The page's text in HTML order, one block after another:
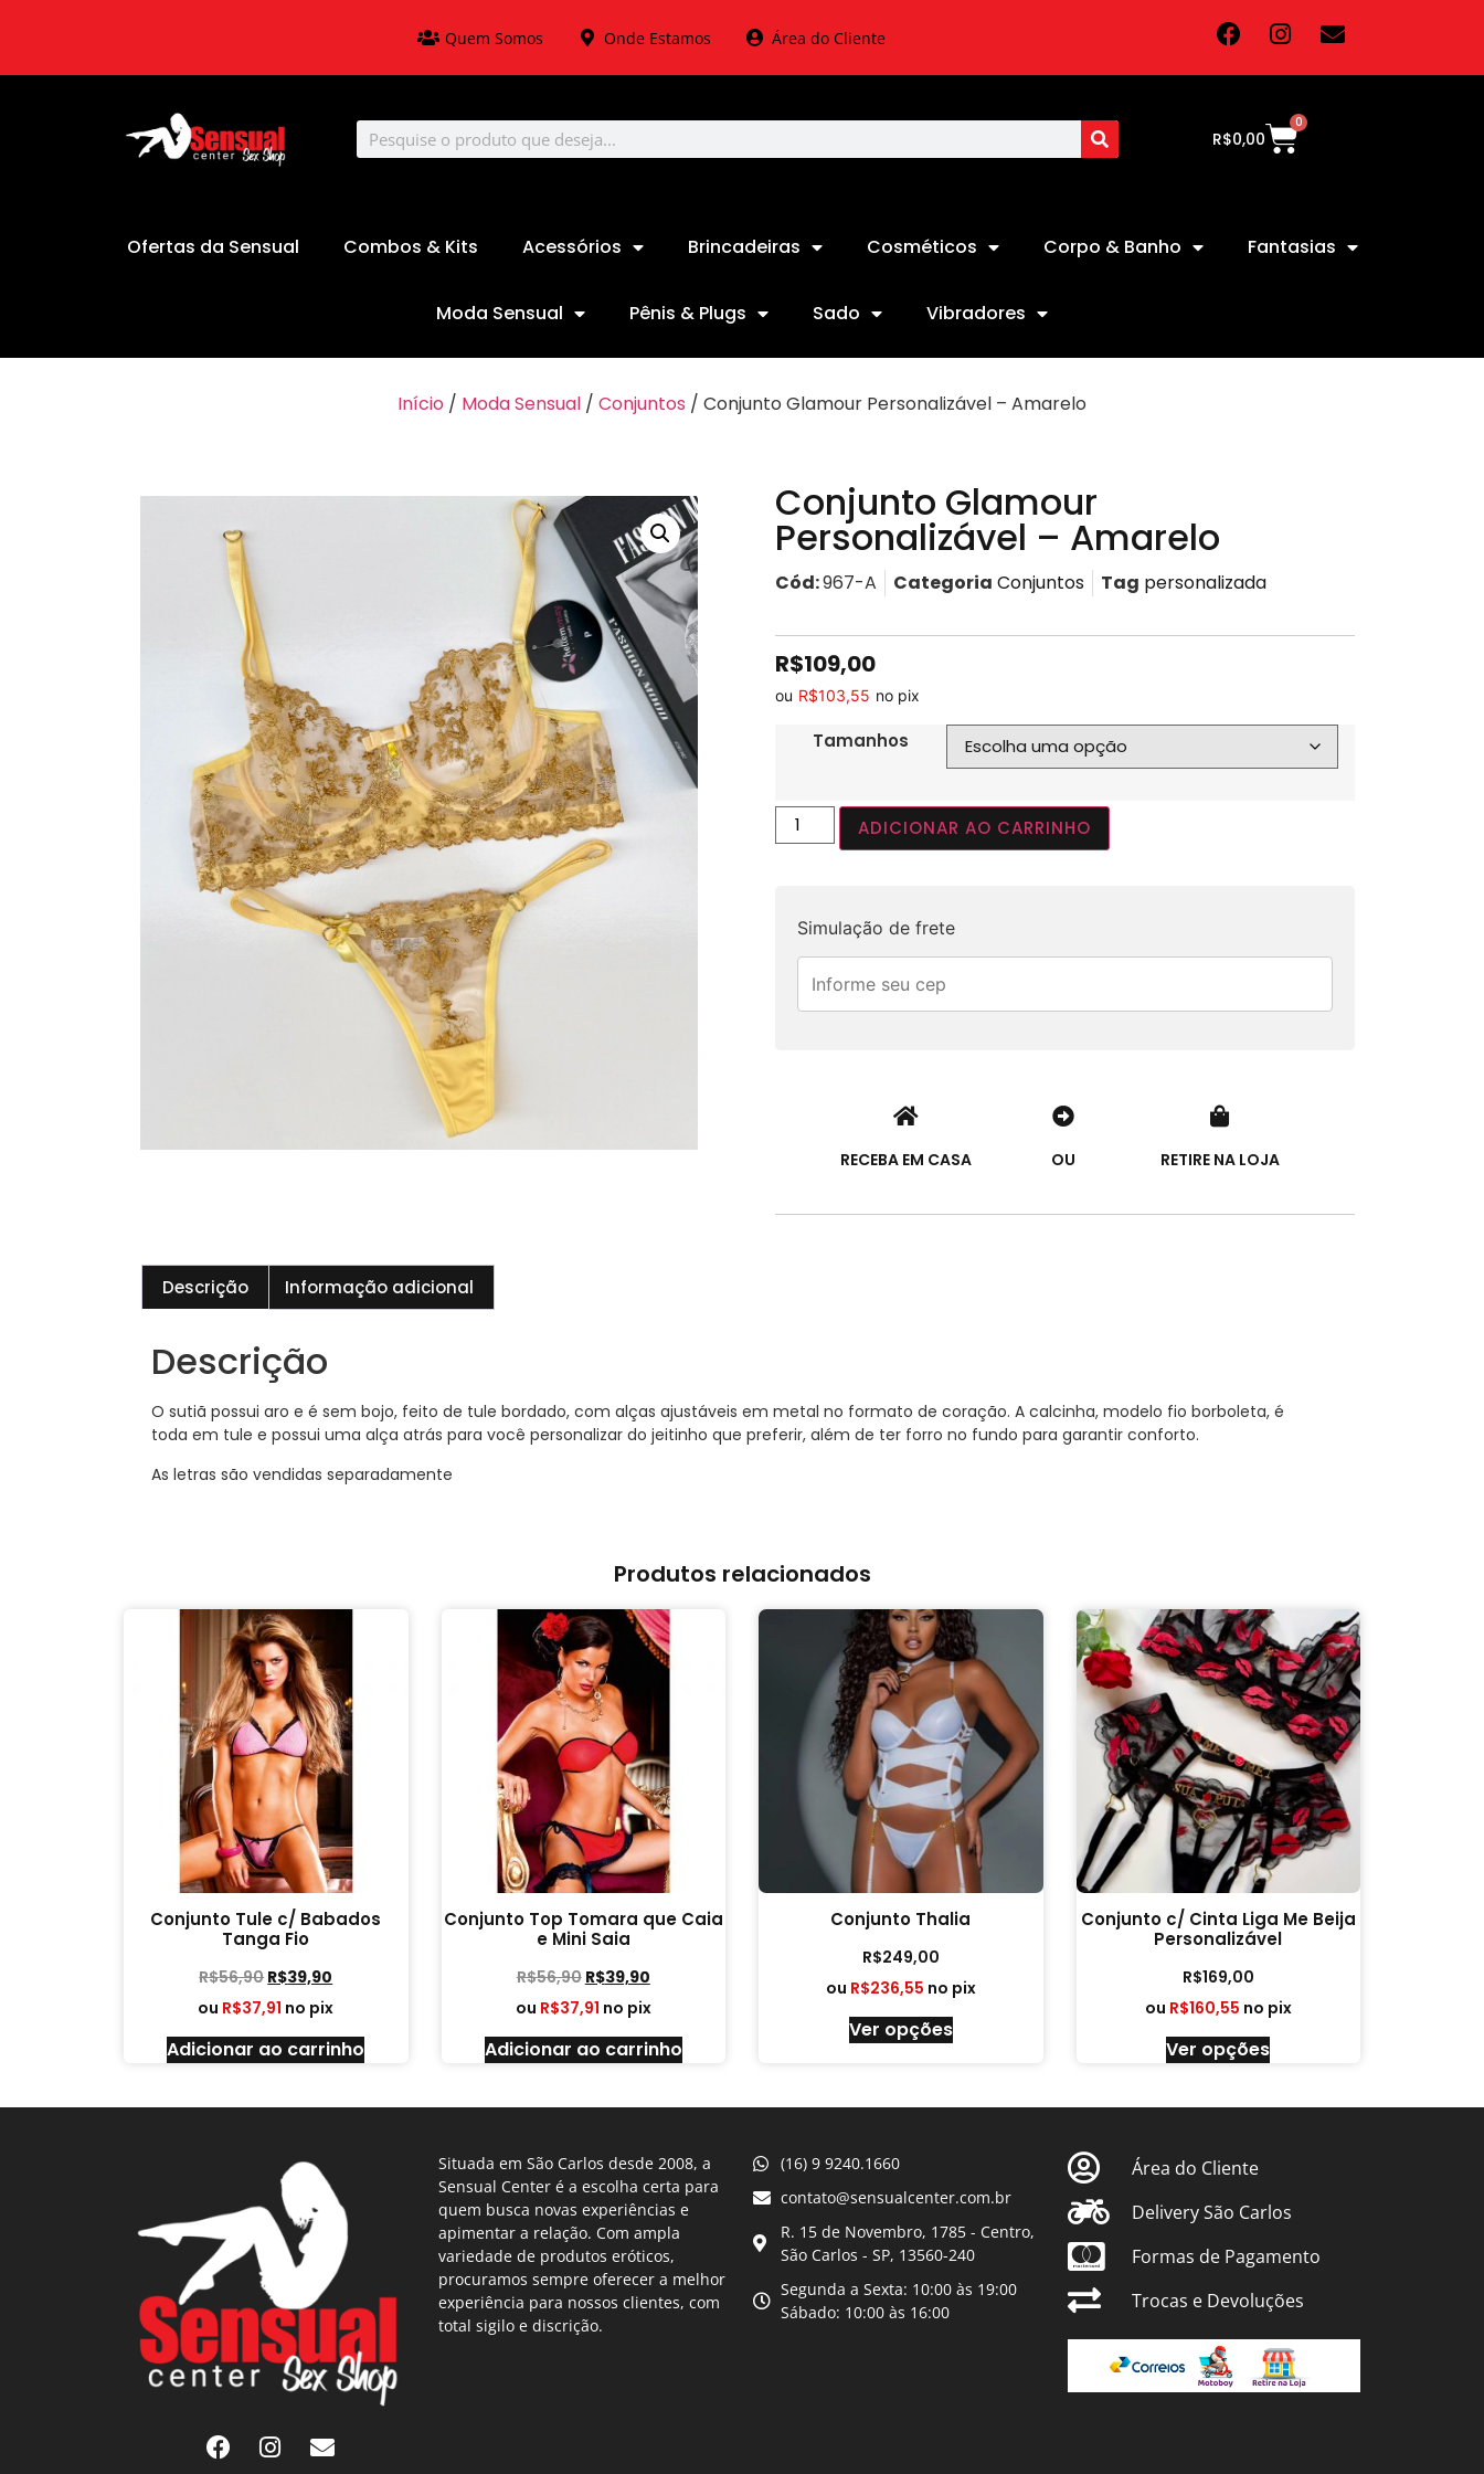
Quem Somos Onde Estamos Área do Cliente
R$0,00
0
Ofertas da Sensual Combos & Kits Acessórios Brincadeiras Cosméticos Corpo & Banho Fantasias
Moda Sensual Pênis & Plugs Sado Vibradores
Início / Moda Sensual / Conjuntos / Conjunto Glamour Personalizável – Amarelo
Conjunto Glamour
Personalizável – Amarelo
Cód:967-A Categoria Conjuntos Tag personalizada
R$109,00
ou R$103,55 no pix
Tamanhos
ADICIONAR AO CARRINHO
Simulação de frete
RECEBA EM CASA OU RETIRE NA LOJA
Descrição Informação adicional
Descrição
O sutiã possui aro e é sem bojo, feito de tule bordado, com alças ajustáveis em metal no formato de coração. A calcinha, modelo fio borboleta, é
toda em tule e possui uma alça atrás para você personalizar do jeitinho que preferir, além de ter forro no fundo para garantir conforto.
As letras são vendidas separadamente
Produtos relacionados
Conjunto Tule c/ Babados
Tanga Fio
R$56,90R$39,90
ou R$37,91 no pix
Adicionar ao carrinho
Conjunto Top Tomara que Caia
e Mini Saia
R$56,90 R$39,90
ou R$37,91 no pix
Adicionar ao carrinho
Conjunto Thalia
R$249,00
ou R$236,55 no pix
Ver opções
Conjunto c/ Cinta Liga Me Beija
Personalizável
R$169,00
ou R$160,55 no pix
Ver opções
Situada em São Carlos desde 2008, a
Sensual Center é a escolha certa para
quem busca novas experiências e
apimentar a relação. Com ampla
variedade de produtos eróticos,
procuramos sempre oferecer a melhor
experiência para nossos clientes, com
total sigilo e discrição.
(16) 9 9240.1660
contato@sensualcenter.com.br
R. 15 de Novembro, 1785 - Centro,
São Carlos - SP, 13560-240
Segunda a Sexta: 10:00 às 19:00
Sábado: 10:00 às 16:00
Área do Cliente
Delivery São Carlos
Formas de Pagamento
Trocas e Devoluções